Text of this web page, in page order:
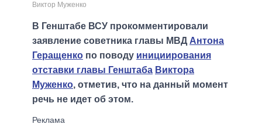
Виктор Муженко
В Генштабе ВСУ прокомментировали
заявление советника главы МВД Антона
Геращенко по поводу инициирования
отставки главы Генштаба Виктора
Муженко, отметив, что на данный момент
речь не идет об этом.